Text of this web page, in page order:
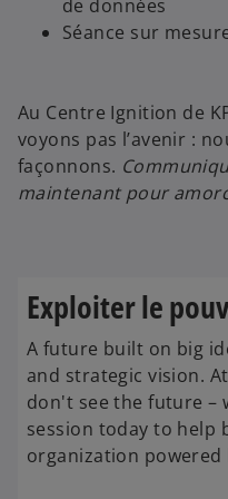
de données
Séance sur
Au Centre Ignition de
voyons pas l’avenir :
façonnons.
maintenant pour
Exploiter le
A future built on big
and strategic vision.
don't see the future –
session today to
organization